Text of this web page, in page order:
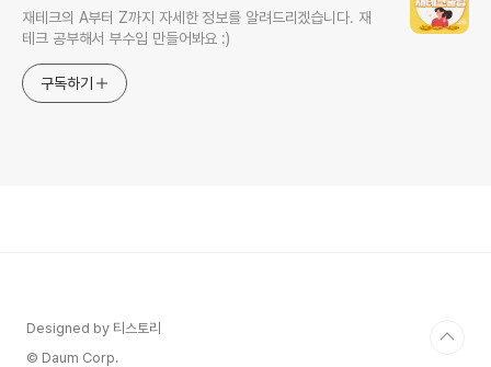
재테크의 A부터 Z까지 자세한 정보를 알려드리겠습니다. 재
테크 공부해서 부수입 만들어봐요 :)
구독하기
Designed by 티스토리
© Daum Corp.